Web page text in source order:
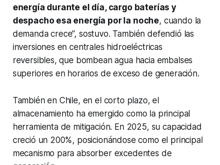
energía durante el día, cargo baterías y
despacho esa energía por la noche, cuando la
demanda crece”, sostuvo. También defendió las
inversiones en centrales hidroeléctricas
reversibles, que bombean agua hacia embalses
superiores en horarios de exceso de generación.
También en Chile, en el corto plazo, el
almacenamiento ha emergido como la principal
herramienta de mitigación. En 2025, su capacidad
creció un 200%, posicionándose como el principal
mecanismo para absorber excedentes de